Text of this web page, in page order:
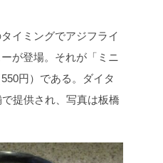
イミングでアジフライ
が登場。それが「ミニ
円）である。ダイタ
提供され、写真は板橋